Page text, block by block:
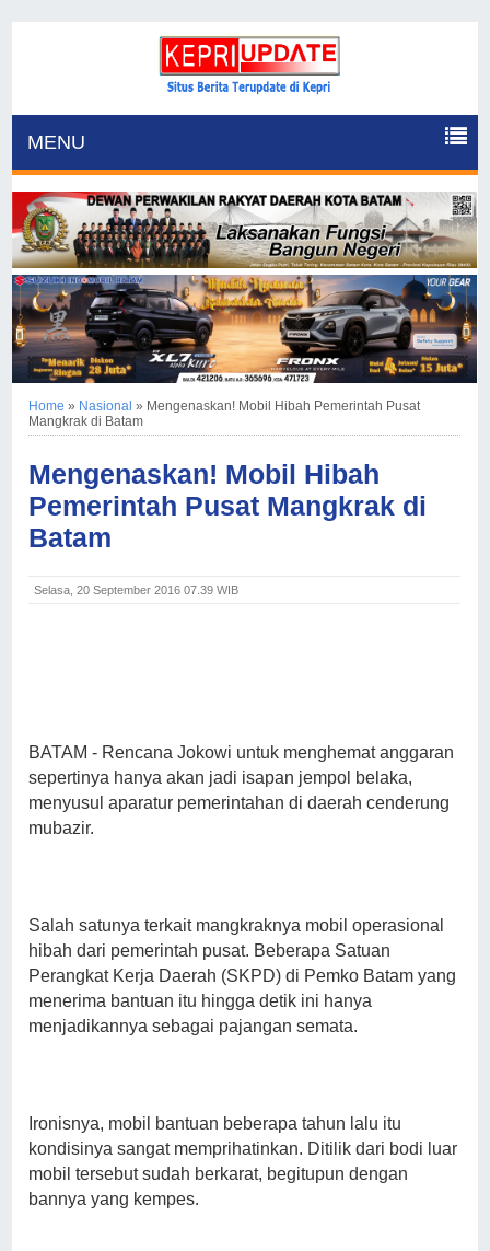
MENU
Home » Nasional » Mengenaskan! Mobil Hibah Pemerintah Pusat
Mangkrak di Batam
Mengenaskan! Mobil Hibah
Pemerintah Pusat Mangkrak di
Batam
Selasa, 20 September 2016 07.39 WIB
BATAM- Rencana Jokowi untuk menghemat anggaran
sepertinya hanya akan jadi isapan jempol belaka,
menyusul aparatur pemerintahan di daerah cenderung
mubazir.
Salah satunya terkait mangkraknya mobil operasional
hibah dari pemerintah pusat. Beberapa Satuan
Perangkat Kerja Daerah (SKPD) di Pemko Batam yang
menerima bantuan itu hingga detik ini hanya
menjadikannya sebagai pajangan semata.
Ironisnya, mobil bantuan beberapa tahun lalu itu
kondisinya sangat memprihatinkan. Ditilik dari bodi luar
mobil tersebut sudah berkarat, begitupun dengan
bannya yang kempes.